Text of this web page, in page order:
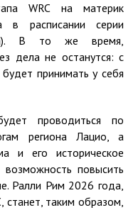
WRC на материк
расписании серии
В то же время,
дела не останутся: с
принимать у себя
проводиться по
региона Лацио, а
и его историческое
возможность повысить
Ралли Рим 2026 года,
станет, таким образом,